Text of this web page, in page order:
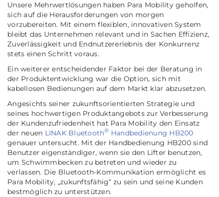
Unsere Mehrwertlösungen haben Para Mobility geholfen,
sich auf die Herausforderungen von morgen
vorzubereiten. Mit einem flexiblen, innovativen System
bleibt das Unternehmen relevant und in Sachen Effizienz,
Zuverlässigkeit und Endnutzererlebnis der Konkurrenz
stets einen Schritt voraus.
Ein weiterer entscheidender Faktor bei der Beratung in
der Produktentwicklung war die Option, sich mit
kabellosen Bedienungen auf dem Markt klar abzusetzen.
Angesichts seiner zukunftsorientierten Strategie und
seines hochwertigen Produktangebots zur Verbesserung
der Kundenzufriedenheit hat Para Mobility den Einsatz
der neuen LINAK Bluetooth® Handbedienung HB200
genauer untersucht. Mit der Handbedienung HB200 sind
Benutzer eigenständiger, wenn sie den Lifter benutzen,
um Schwimmbecken zu betreten und wieder zu
verlassen. Die Bluetooth-Kommunikation ermöglicht es
Para Mobility, „zukunftsfähig“ zu sein und seine Kunden
bestmöglich zu unterstützen.